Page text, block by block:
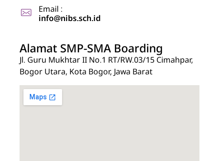
Email :
info@nibs.sch.id
Alamat SMP-SMA Boarding
Jl. Guru Mukhtar II No.1 RT/RW.03/15 Cimahpar,
Bogor Utara, Kota Bogor, Jawa Barat